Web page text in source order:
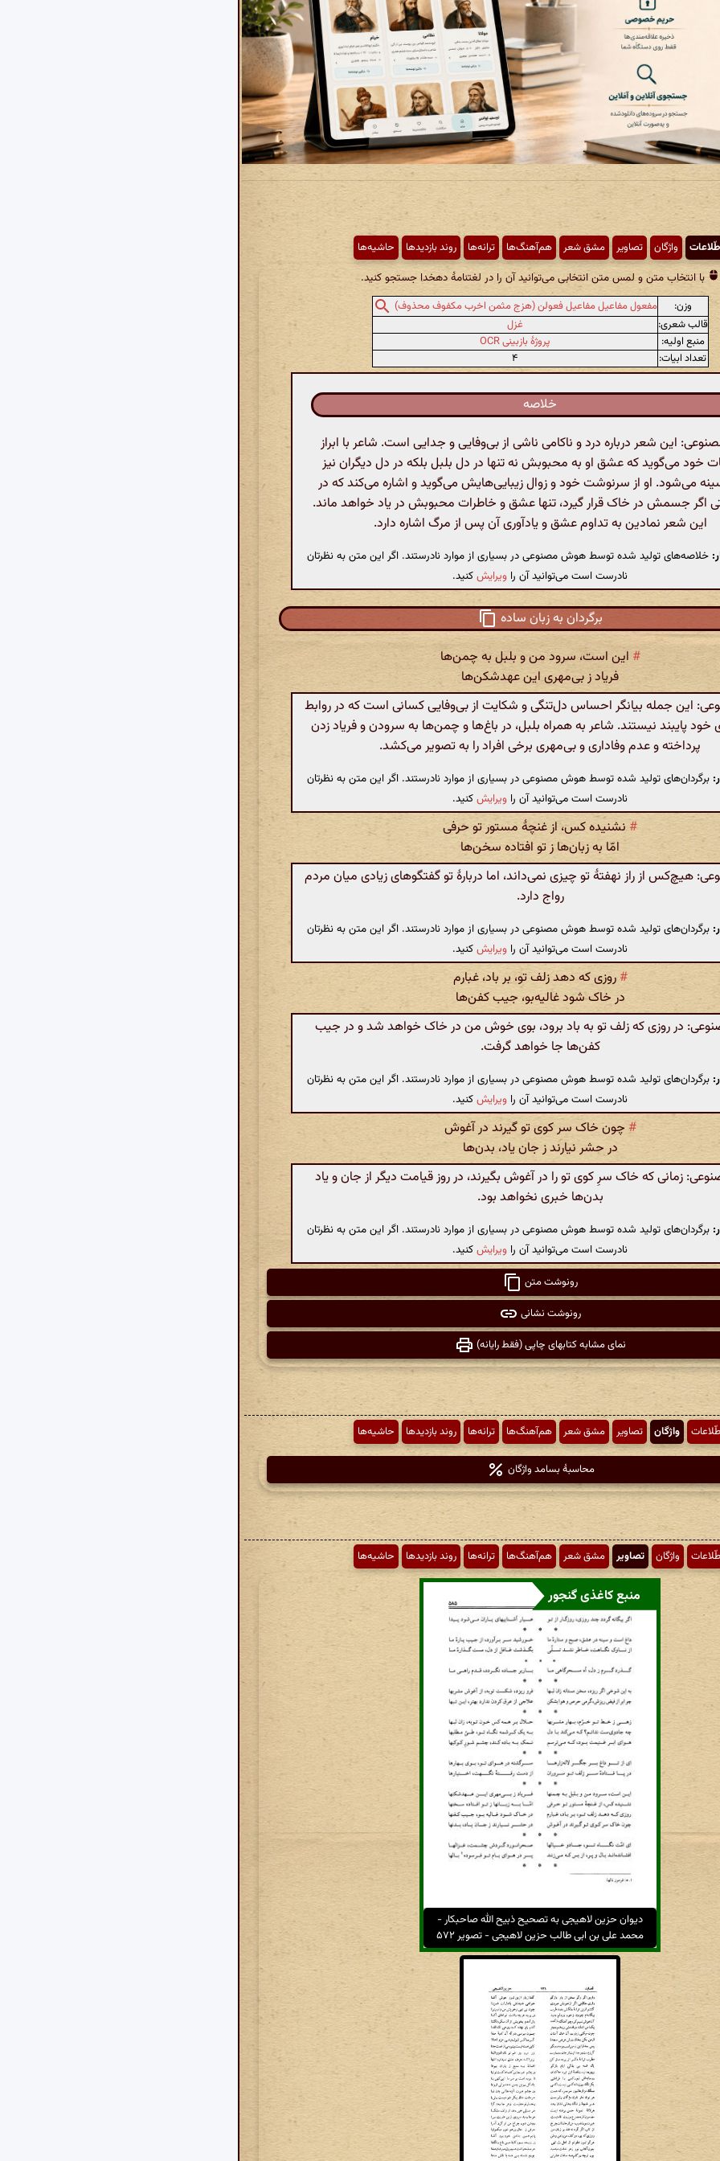
واژگان تصاویر مشق شعر هم‌آهنگ‌ها ترانه‌ها روند بازدیدها حاشیه‌ها
با انتخاب متن و لمس متن انتخابی می‌توانید آن را در لغتنامهٔ دهخدا جستجو کنید.
وزن:
مفعول مفاعیل مفاعیل فعولن (هزج مثمن اخرب مکفوف محذوف)
قالب شعری:
غزل
منبع اولیه:
پروژهٔ بازبینی OCR
تعداد ابیات:
۴
خلاصه
این شعر درباره درد و ناکامی ناشی از بی‌وفایی و جدایی است. شاعر با ابراز
خود می‌گوید که عشق او به محبوبش نه تنها در دل بلبل بلکه در دل دیگران نیز
می‌شود. او از سرنوشت خود و زوال زیبایی‌هایش می‌گوید و اشاره می‌کند که در
اگر جسمش در خاک قرار گیرد، تنها عشق و خاطرات محبوبش در یاد خواهد ماند.
این شعر نمادین به تداوم عشق و یادآوری آن پس از مرگ اشاره دارد.
خلاصه‌های تولید شده توسط هوش مصنوعی در بسیاری از موارد نادرستند. اگر این متن به نظرتان
نادرست است می‌توانید آن را ویرایشکنید.
برگردان به زبان ساده
# این است، سرود من و بلبل به چمن‌ها
فریاد ز بی‌مهری این عهدشکن‌ها
این جمله بیانگر احساس دل‌تنگی و شکایت از بی‌وفایی کسانی است که در روابط
پایبند نیستند. شاعر به همراه بلبل، در باغ‌ها و چمن‌ها به سرودن و فریاد زدن
پرداخته و عدم وفاداری و بی‌مهری برخی افراد را به تصویر می‌کشد.
برگردان‌های تولید شده توسط هوش مصنوعی در بسیاری از موارد نادرستند. اگر این متن به نظرتان
نادرست است می‌توانید آن را ویرایشکنید.
# نشنیده کس، از غنچهٔ مستور تو حرفی
امّا به زبان‌ها ز تو افتاده سخن‌ها
هیچ‌کس از راز نهفتهٔ تو چیزی نمی‌داند، اما دربارهٔ تو گفتگوهای زیادی میان مردم
رواج دارد.
برگردان‌های تولید شده توسط هوش مصنوعی در بسیاری از موارد نادرستند. اگر این متن به نظرتان
نادرست است می‌توانید آن را ویرایشکنید.
# روزی که دهد زلف تو، بر باد، غبارم
در خاک شود غالیه‌بو، جیب کفن‌ها
در روزی که زلف تو به باد برود، بوی خوش من در خاک خواهد شد و در جیب
کفن‌ها جا خواهد گرفت.
برگردان‌های تولید شده توسط هوش مصنوعی در بسیاری از موارد نادرستند. اگر این متن به نظرتان
نادرست است می‌توانید آن را ویرایشکنید.
# چون خاک سر کوی تو گیرند در آغوش
در حشر نیارند ز جان یاد، بدن‌ها
زمانی که خاک سرِ کوی تو را در آغوش بگیرند، در روز قیامت دیگر از جان و یاد
بدن‌ها خبری نخواهد بود.
برگردان‌های تولید شده توسط هوش مصنوعی در بسیاری از موارد نادرستند. اگر این متن به نظرتان
نادرست است می‌توانید آن را ویرایشکنید.
رونوشت متن
رونوشت نشانی
نمای مشابه کتابهای چاپی (فقط رایانه)
واژگان تصاویر مشق شعر هم‌آهنگ‌ها ترانه‌ها روند بازدیدها حاشیه‌ها
محاسبهٔ بسامد واژگان
واژگان تصاویر مشق شعر هم‌آهنگ‌ها ترانه‌ها روند بازدیدها حاشیه‌ها
منبع کاغذی گنجور
دیوان حزین لاهیجی به تصحیح ذبیح الله صاحبکار -
محمد علی بن ابی طالب حزین لاهیجی - تصویر ۵۷۲